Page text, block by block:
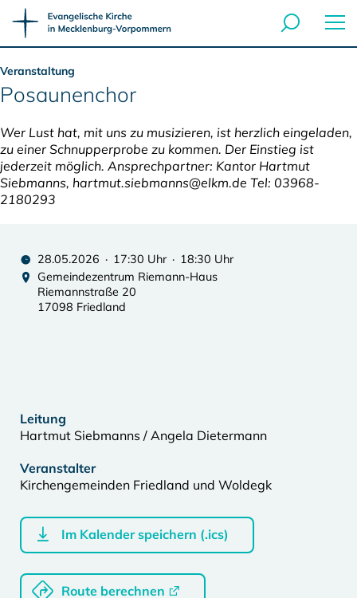
Veranstaltung
Posaunenchor
Wer Lust hat, mit uns zu musizieren, ist herzlich eingeladen,
zu einer Schnupperprobe zu kommen. Der Einstieg ist
jederzeit möglich. Ansprechpartner: Kantor Hartmut
Siebmanns, hartmut.siebmanns@elkm.de Tel: 03968-
2180293
28.05.2026 · 17:30 Uhr · 18:30 Uhr
Gemeindezentrum Riemann-Haus
Riemannstraße 20
17098 Friedland
Leitung
Hartmut Siebmanns / Angela Dietermann
Veranstalter
Kirchengemeinden Friedland und Woldegk
Im Kalender speichern (.ics)
Route berechnen